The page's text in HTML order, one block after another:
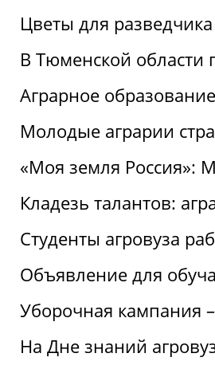
Цветы для разведчика
В Тюменской области
Аграрное
Молодые аграрии
«Моя земля Россия»:
Кладезь талантов:
Студенты агровуза
Объявление для
Уборочная кампания
На Дне знаний